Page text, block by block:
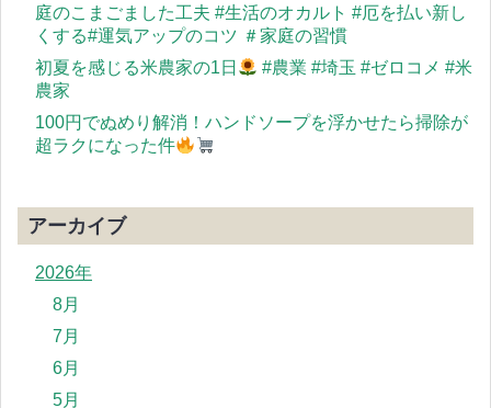
庭のこまごました工夫 #生活のオカルト #厄を払い新し
くする#運気アップのコツ ＃家庭の習慣
初夏を感じる米農家の1日
#農業 #埼玉 #ゼロコメ #米
農家
100円でぬめり解消！ハンドソープを浮かせたら掃除が
超ラクになった件
アーカイブ
2026年
8月
7月
6月
5月